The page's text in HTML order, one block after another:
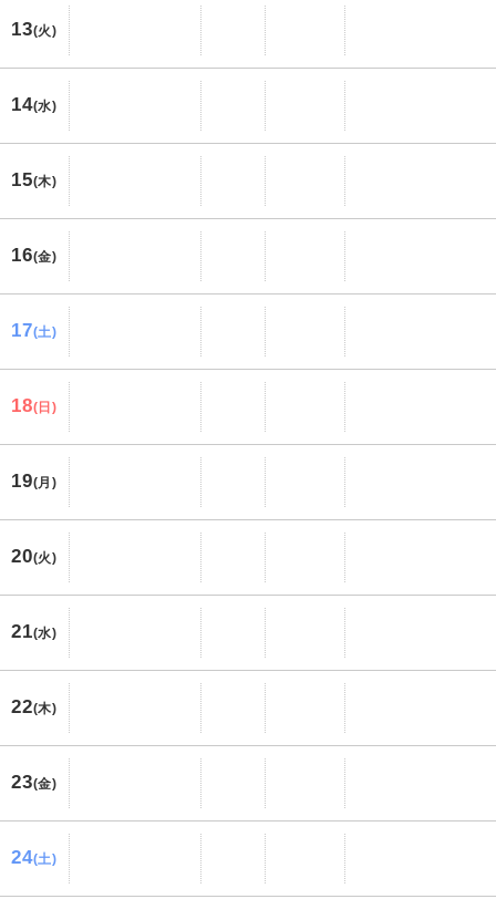
13(火)
14(水)
15(木)
16(金)
17(土)
18(日)
19(月)
20(火)
21(水)
22(木)
23(金)
24(土)